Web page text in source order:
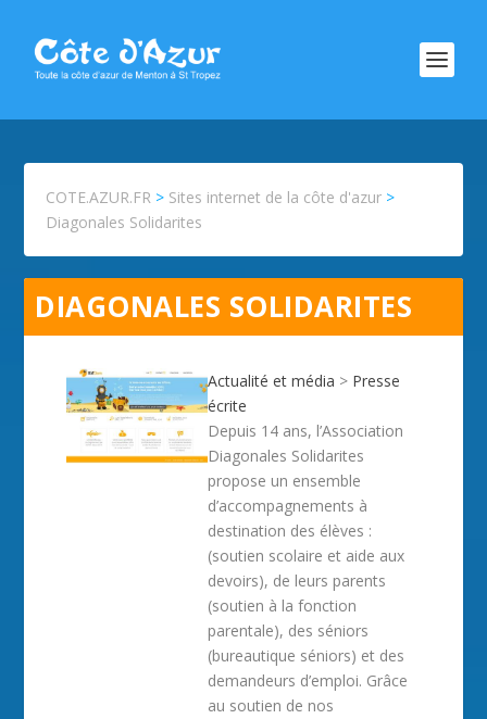
COTE.AZUR.FR > Sites internet de la côte d'azur >
Diagonales Solidarites
DIAGONALES SOLIDARITES
Actualité et média > Presse
écrite
Depuis 14 ans, l’Association
Diagonales Solidarites
propose un ensemble
d’accompagnements à
destination des élèves :
(soutien scolaire et aide aux
devoirs), de leurs parents
(soutien à la fonction
parentale), des séniors
(bureautique séniors) et des
demandeurs d’emploi. Grâce
au soutien de nos